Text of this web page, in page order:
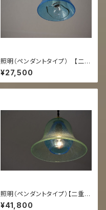
照明（ペンダントタイプ） 【二
重 スカイ透】
¥27,500
照明（ペンダントタイプ）【二重
うす泡コーラ/スカイ】
¥41,800